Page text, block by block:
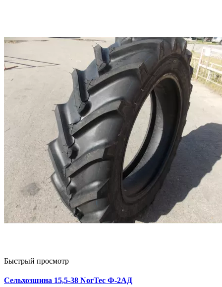
Быстрый просмотр
Сельхозшина 15,5-38 NorTec Ф-2АД